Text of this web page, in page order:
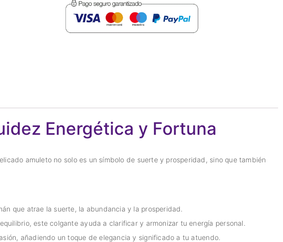
Energética y Fortuna
amuleto no solo es un símbolo de suerte y prosperidad, sino que también
que atrae la suerte, la abundancia y la prosperidad.
este colgante ayuda a clarificar y armonizar tu energía personal.
añadiendo un toque de elegancia y significado a tu atuendo.